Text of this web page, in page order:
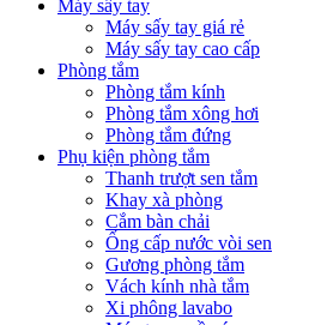
Máy sấy tay
Máy sấy tay giá rẻ
Máy sấy tay cao cấp
Phòng tắm
Phòng tắm kính
Phòng tắm xông hơi
Phòng tắm đứng
Phụ kiện phòng tắm
Thanh trượt sen tắm
Khay xà phòng
Cắm bàn chải
Ống cấp nước vòi sen
Gương phòng tắm
Vách kính nhà tắm
Xi phông lavabo